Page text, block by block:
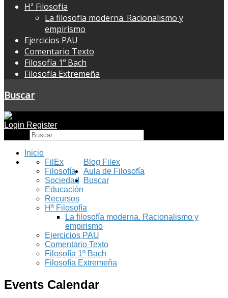
Hª Filosofía
La filosofía moderna. Racionalismo y
empirismo
Ejercicios PAU
Comentario Texto
Filosofía 1º Bach
Filosofía Extremeña
Buscar
Login Register
Inicio
Blog Filex
FilEx
Filosofía
Sociedad
Educación
Recursos
Aula de Filosofía
Hª Filosofía
La filosofía moderna. Racionalismo y
empirismo
Ejercicios PAU
Comentario Texto
Filosofía 1º Bach
Filosofía Extremeña
Buscar
Events Calendar